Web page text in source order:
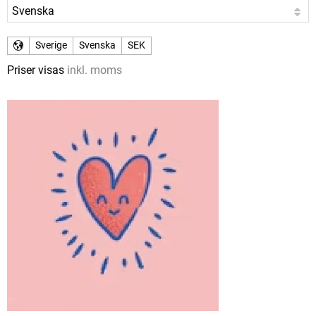
Sverige Svenska SEK
Priser visas inkl. moms